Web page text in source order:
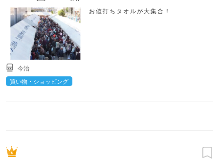
お値打ちタオルが大集合！
今治
買い物・ショッピング